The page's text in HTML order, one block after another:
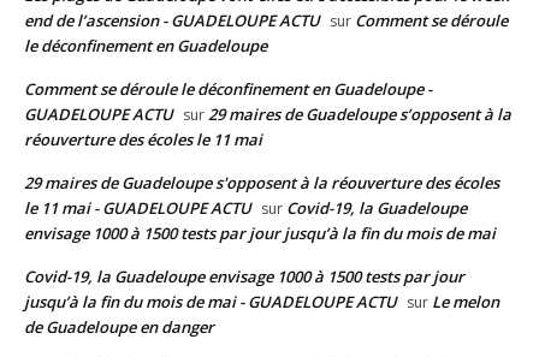
end de l’ascension - GUADELOUPE ACTU sur Comment se déroule
le déconfinement en Guadeloupe
Comment se déroule le déconfinement en Guadeloupe -
GUADELOUPE ACTU sur29 maires de Guadeloupe s’opposent à la
réouverture des écoles le 11 mai
29 maires de Guadeloupe s'opposent à la réouverture des écoles
le 11 mai - GUADELOUPE ACTU sur Covid-19, la Guadeloupe
envisage 1000 à 1500 tests par jour jusqu’à la fin du mois de mai
Covid-19, la Guadeloupe envisage 1000 à 1500 tests par jour
jusqu’à la fin du mois de mai - GUADELOUPE ACTU sur Le melon
de Guadeloupe en danger